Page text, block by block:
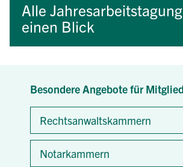
Alle
einen Blick
Besondere Angebote für
Rechtsanwaltskammern
Notarkammern